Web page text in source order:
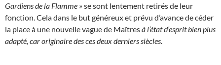
Gardiens de la Flamme » se sont lentement retirés de leur
fonction. Cela dans le but généreux et prévu d’avance de céder
la place à une nouvelle vague de Maîtresà l’état d’esprit bien plus
adapté, car originaire des ces deux derniers siècles